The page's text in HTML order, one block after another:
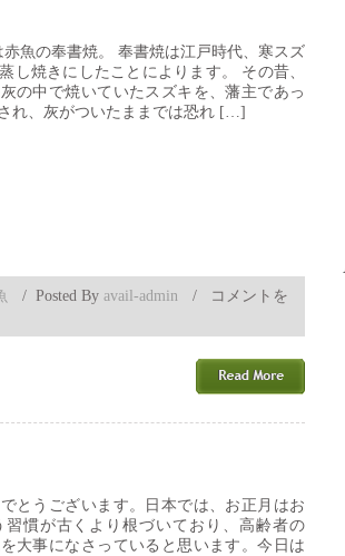
は
魚の奉書焼。 奉書焼は江戸時代、寒スズ
し焼きにしたことによります。 その昔、
の中で焼いていたスズキを、藩主であっ
れ、灰がついたままでは恐れ […]
/ Posted By avail-admin /
赤
の
奉
書
焼
上
は
コメントを
とうございます。日本では、お正月はお
慣が古くより根づいており、高齢者の
大事になさっていると思います。今日は